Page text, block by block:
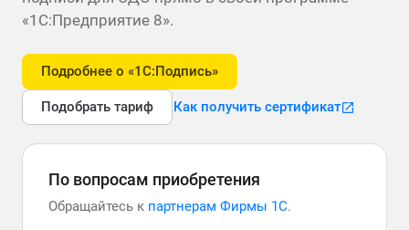
«1С:Предприятие 8».
Подробнее о «1С:Подпись»
Подобрать тариф Как получить сертификат
По вопросам приобретения
Обращайтесь к партнерам Фирмы 1С.